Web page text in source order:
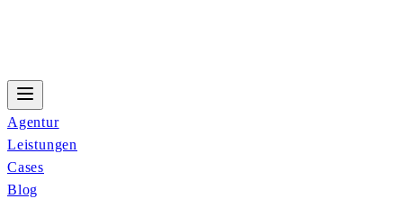
Agentur
Leistungen
Cases
Blog